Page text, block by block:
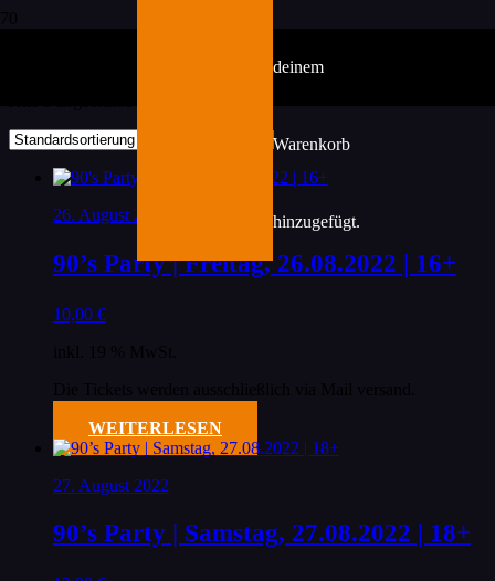
deinem
Warenkorb
hinzugefügt.
26. August 2022
90’s Party | Freitag, 26.08.2022 | 16+
10,00 €
WEITERLESEN
27. August 2022
90’s Party | Samstag, 27.08.2022 | 18+